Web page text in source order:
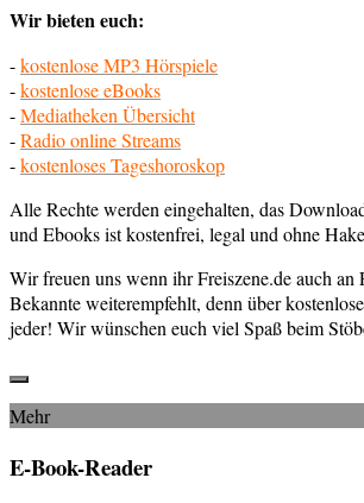
Wir bieten euch:
-kostenlose MP3 Hörspiele
-kostenlose eBooks
-Mediatheken Übersicht
-Radio online Streams
-kostenloses Tageshoroskop
Alle Rechte werden eingehalten, das
und Ebooks ist kostenfrei, legal und ohne
Wir freuen uns wenn ihr Freiszene.de auch an
Bekannte weiterempfehlt, denn über
jeder! Wir wünschen euch viel Spaß beim
Mehr
E-Book-Reader